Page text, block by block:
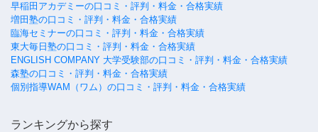
早稲田アカデミーの口コミ・評判・料金・合格実績
増田塾の口コミ・評判・料金・合格実績
臨海セミナーの口コミ・評判・料金・合格実績
東大毎日塾の口コミ・評判・料金・合格実績
ENGLISH COMPANY 大学受験部の口コミ・評判・料金・合格実績
森塾の口コミ・評判・料金・合格実績
個別指導WAM（ワム）の口コミ・評判・料金・合格実績
ランキングから探す